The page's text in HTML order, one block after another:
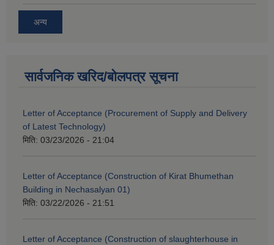
अन्य
सार्वजनिक खरिद/बोलपत्र सूचना
Letter of Acceptance (Procurement of Supply and Delivery
of Latest Technology)
मिति: 03/23/2026 - 21:04
Letter of Acceptance (Construction of Kirat Bhumethan
Building in Nechasalyan 01)
मिति: 03/22/2026 - 21:51
Letter of Acceptance (Construction of slaughterhouse in